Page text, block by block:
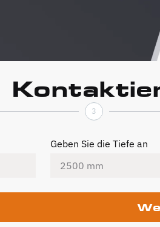
3
Geben Sie die Tiefe an